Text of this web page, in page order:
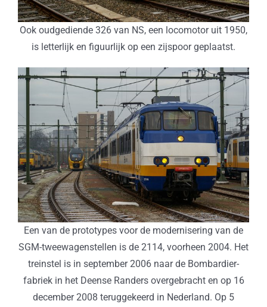
Ook oudgediende 326 van NS, een locomotor uit 1950,
is letterlijk en figuurlijk op een zijspoor geplaatst.
Een van de prototypes voor de modernisering van de
SGM-tweewagenstellen is de 2114, voorheen 2004. Het
treinstel is in september 2006 naar de Bombardier-
fabriek in het Deense Randers overgebracht en op 16
december 2008 teruggekeerd in Nederland. Op 5